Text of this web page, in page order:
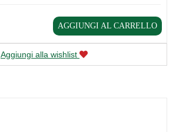
AGGIUNGI AL CARRELLO
Aggiungi alla wishlist